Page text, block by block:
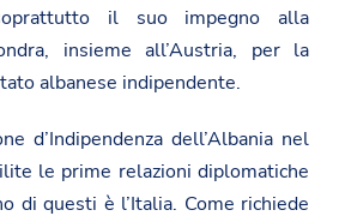
il suo impegno alla
insieme all’Austria, per la
albanese indipendente.
d’Indipendenza dell’Albania nel
le prime relazioni diplomatiche
di questi è l’Italia. Come richiede